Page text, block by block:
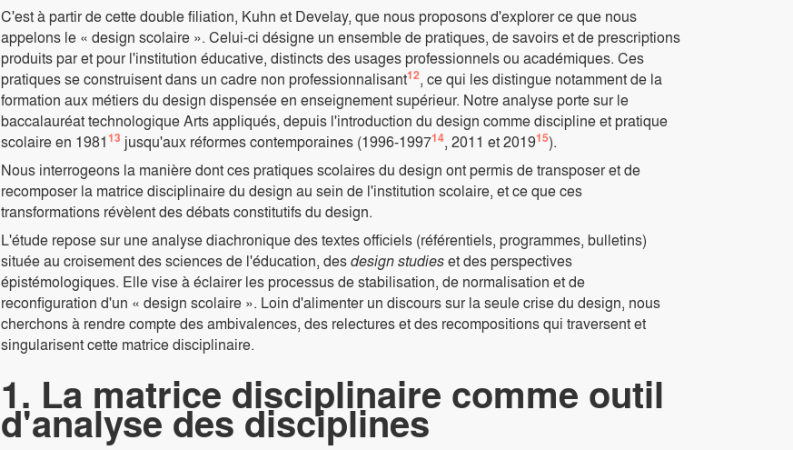
C'est à partir de cette double filiation, Kuhn et Develay, que nous proposons d'explorer ce que nous
appelons le « design scolaire ». Celui-ci désigne un ensemble de pratiques, de savoirs et de prescriptions
produits par et pour l'institution éducative, distincts des usages professionnels ou académiques. Ces
pratiques se construisent dans un cadre non professionnalisant12, ce qui les distingue notamment de la
formation aux métiers du design dispensée en enseignement supérieur. Notre analyse porte sur le
baccalauréat technologique Arts appliqués, depuis l'introduction du design comme discipline et pratique
scolaire en 198113 jusqu'aux réformes contemporaines (1996-199714, 2011 et 201915).
Nous interrogeons la manière dont ces pratiques scolaires du design ont permis de transposer et de
recomposer la matrice disciplinaire du design au sein de l'institution scolaire, et ce que ces
transformations révèlent des débats constitutifs du design.
L'étude repose sur une analyse diachronique des textes officiels (référentiels, programmes, bulletins)
située au croisement des sciences de l'éducation, desdesign studieset des perspectives
épistémologiques. Elle vise à éclairer les processus de stabilisation, de normalisation et de
reconfiguration d'un « design scolaire ». Loin d'alimenter un discours sur la seule crise du design, nous
cherchons à rendre compte des ambivalences, des relectures et des recompositions qui traversent et
singularisent cette matrice disciplinaire.
1. La matrice disciplinaire comme outil
d'analyse des disciplines